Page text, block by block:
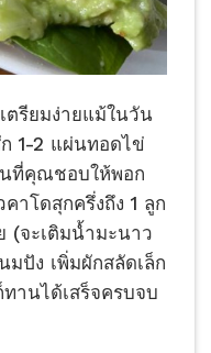
ตรียมง่ายแม้ในวัน
ก 1-2 แผ่นทอดไข่
ที่คุณชอบให้พอก
าโดสุกครึ่งถึง 1 ลูก
(จะเติมน้ำมะนาว
ปัง เพิ่มผักสลัดเล็ก
านได้เสร็จครบจบ